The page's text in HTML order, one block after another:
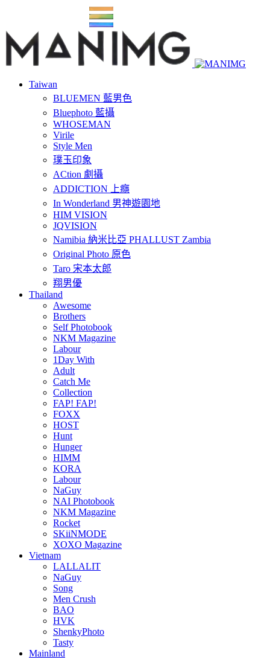
Taiwan
BLUEMEN 藍男色
Bluephoto 藍攝
WHOSEMAN
Virile
Style Men
璞玉印象
ACtion 劇攝
ADDICTION 上癮
In Wonderland 男神遊園地
HIM VISION
JQVISION
Namibia 納米比亞 PHALLUST Zambia
Original Photo 原色
Taro 宋本太郎
翔男優
Thailand
Awesome
Brothers
Self Photobook
NKM Magazine
Labour
1Day With
Adult
Catch Me
Collection
FAP! FAP!
FOXX
HOST
Hunt
Hunger
HIMM
KORA
Labour
NaGuy
NAI Photobook
NKM Magazine
Rocket
SKiiNMODE
XOXO Magazine
Vietnam
LALLALIT
NaGuy
Song
Men Crush
BAO
HVK
ShenkyPhoto
Tasty
Mainland